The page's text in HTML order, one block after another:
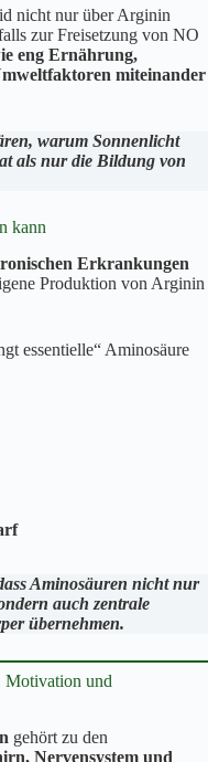
nicht nur über Arginin
zur Freisetzung von NO
eng Ernährung,
miteinander
warum Sonnenlicht
als nur die Bildung von
kann
Erkrankungen
Produktion von Arginin
essentielle“ Aminosäure
Aminosäuren nicht nur
auch zentrale
übernehmen.
Motivation und
gehört zu den
Nervensystem und